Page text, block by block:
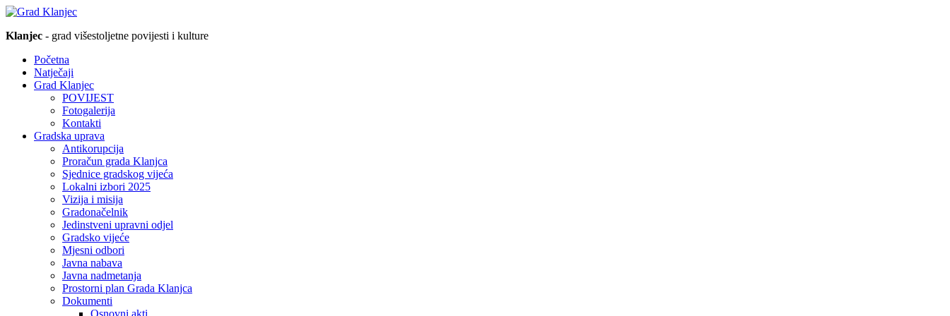
Klanjec - grad višestoljetne povijesti i kulture
Početna
Natječaji
Grad Klanjec
POVIJEST
Fotogalerija
Kontakti
Gradska uprava
Antikorupcija
Proračun grada Klanjca
Sjednice gradskog vijeća
Lokalni izbori 2025
Vizija i misija
Gradonačelnik
Jedinstveni upravni odjel
Gradsko vijeće
Mjesni odbori
Javna nabava
Javna nadmetanja
Prostorni plan Grada Klanjca
Dokumenti
Osnovni akti